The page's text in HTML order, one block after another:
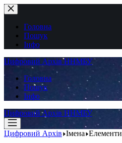
Перейти
до
вмістуГоловна
Пошук
Інфо
Цифровий Архів ННМБУ
Головна
Пошук
Інфо
Цифровий Архів ННМБУ
Цифровий Архів Імена Елементи